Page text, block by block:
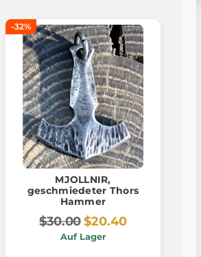
-32%
MJOLLNIR,
geschmiedeter Thors
Hammer
$30.00$20.40
Auf Lager